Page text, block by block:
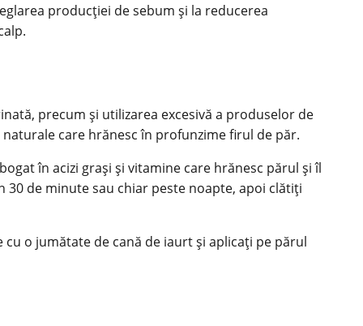
producției de sebum și la reducerea
precum și utilizarea excesivă a produselor de
care hrănesc în profunzime firul de păr.
în acizi grași și vitamine care hrănesc părul și îl
de minute sau chiar peste noapte, apoi clătiți
o jumătate de cană de iaurt și aplicați pe părul